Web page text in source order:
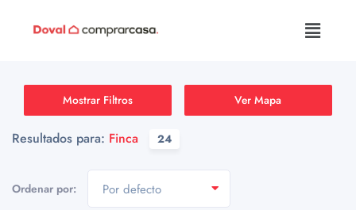
Mostrar Filtros Ver Mapa
Resultados para: Finca 24
Ordenar por: Por defecto